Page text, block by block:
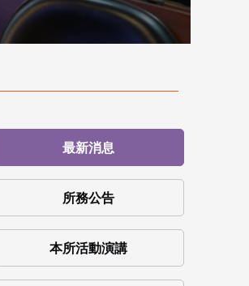
最新消息
所務公告
本所活動演講